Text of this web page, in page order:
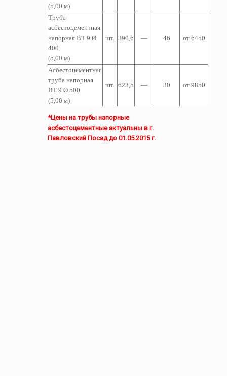
(5,00 м)
Труба
асбестоцементная
напорная ВТ 9 Ø
400
(5,00 м)
шт. 390,6 — 46 от 6450
Асбестоцементная
трубанапорная
ВТ 9 Ø 500
(5,00 м)
шт. 623,5 — 30 от 9850
*Цены на трубы напорные
асбестоцементные актуальны в г.
Павловский Посад до 01.05.2015 г.